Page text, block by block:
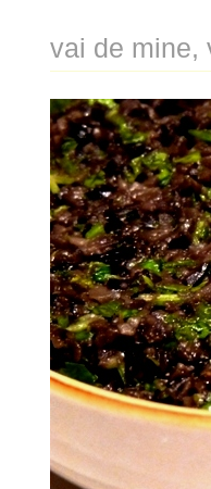
vai de mine,